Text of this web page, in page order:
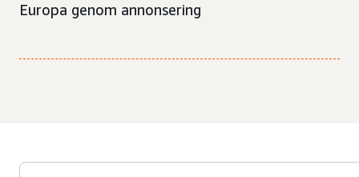
Europa genom annonsering